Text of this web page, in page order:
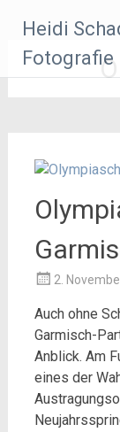
Inhalt
springen
Heidi
Fotografie
2.
Auch ohne
Garmisch-
Anblick. Am
eines der